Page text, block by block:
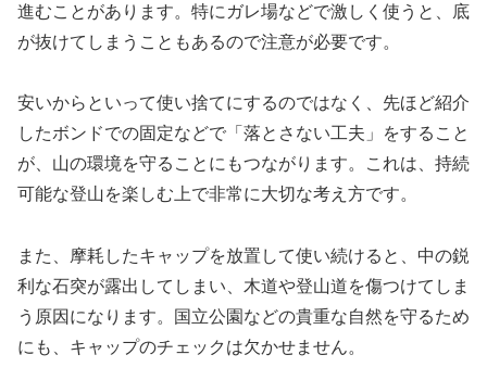
進むことがあります。特にガレ場などで激しく使うと、底
が抜けてしまうこともあるので注意が必要です。
安いからといって使い捨てにするのではなく、先ほど紹介
したボンドでの固定などで 「落とさない工夫」
をすること
が、山の環境を守ることにもつながります。これは、持続
可能な登山を楽しむ上で非常に大切な考え方です。
また、摩耗したキャップを放置して使い続けると、中の鋭
利な石突が露出してしまい、木道や登山道を傷つけてしま
う原因になります。国立公園などの貴重な自然を守るため
にも、キャップのチェックは欠かせません。